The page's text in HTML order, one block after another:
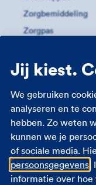
Zorgbemiddeling
Zorgpas
Meer
Zorgverzekering
Zorgverzekering
Zorgtoeslag
Eigen bijdrage
Zorgpremie 2026
Jij kiest.
We gebruiken
analyseren en te
hebben. Zo weten
kunnen we je
of sociale media.
persoonsgegevens.
informatie over hoe